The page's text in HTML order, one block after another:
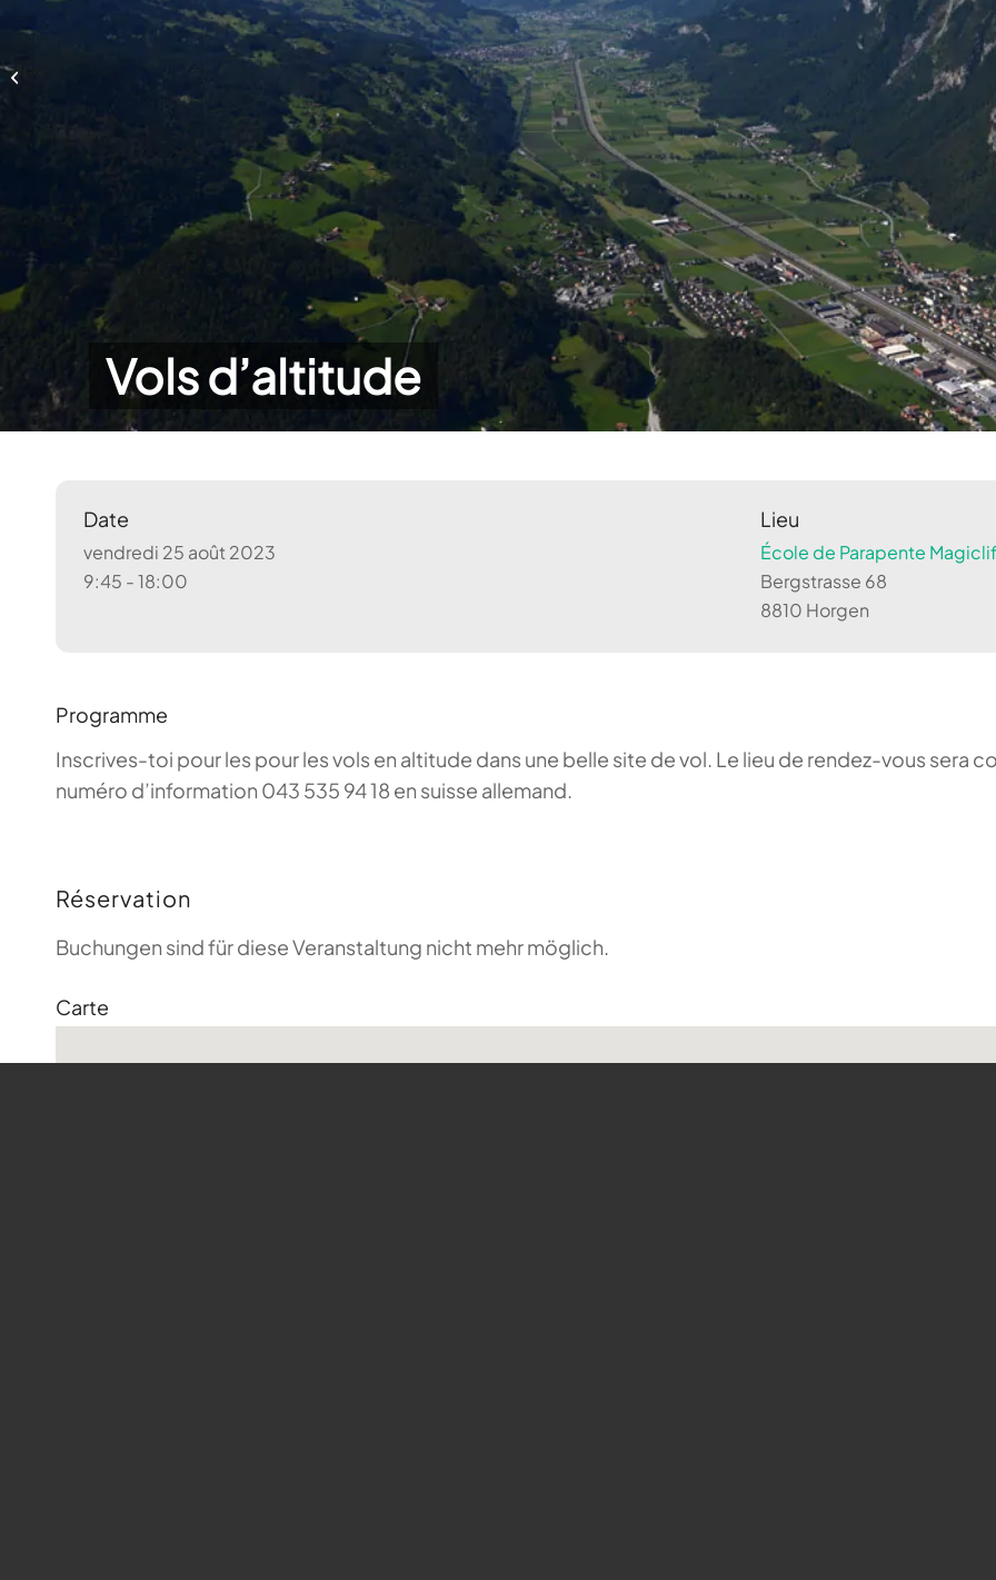
Vols d’altitude
Date
vendredi 25 août 2023
9:45 - 18:00
Lieu
École de Parapente
Bergstrasse 68
8810 Horgen
Programme
Inscrives-toi pour les pour les vols en altitude dans une belle site de vol. Le lieu de rendez-vous sera
numéro d’information 043 535 94 18 en suisse allemand.
Réservation
Buchungen sind für diese Veranstaltung nicht mehr möglich.
Carte